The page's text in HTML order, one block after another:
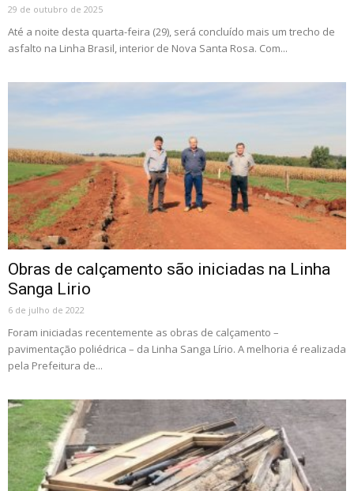
29 de outubro de 2025
Até a noite desta quarta-feira (29), será concluído mais um trecho de
asfalto na Linha Brasil, interior de Nova Santa Rosa. Com...
Obras de calçamento são iniciadas na Linha
Sanga Lirio
6 de julho de 2022
Foram iniciadas recentemente as obras de calçamento –
pavimentação poliédrica – da Linha Sanga Lírio. A melhoria é realizada
pela Prefeitura de...